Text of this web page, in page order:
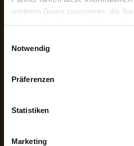
weiteren Daten zusammen, die
Notwendig
Präferenzen
Statistiken
Marketing
Parkett, Treppen, Alltagsgegenstände
Dekoartikel ...)
besonderheiten der
Lässt sich leicht sägen.
Lässt sich leicht verleimen.
Lässt sich leicht verarbeiten, bietet viele
leicht beizen und liefert. Eine hervorragende